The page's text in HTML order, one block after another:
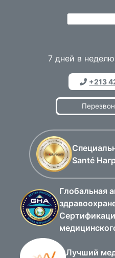
7 дней в
+213
Santé
Глобальная
Лучший